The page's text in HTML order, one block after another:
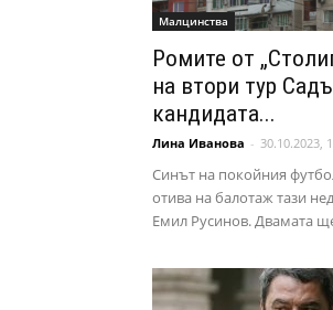
Малцинства
Ромите от
на втори тур
кандидата...
Лина Иванова - 30.10.2023,
Синът на покойния
отива на балотаж тази
Емил Русинов. Двамата